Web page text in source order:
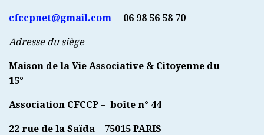
cfccpnet@gmail.com 06 98 56 58 70
Adresse du siège
Maison de la Vie Associative & Citoyenne du
15°
Association CFCCP – boîte n° 44
22 rue de la Saïda 75015 PARIS